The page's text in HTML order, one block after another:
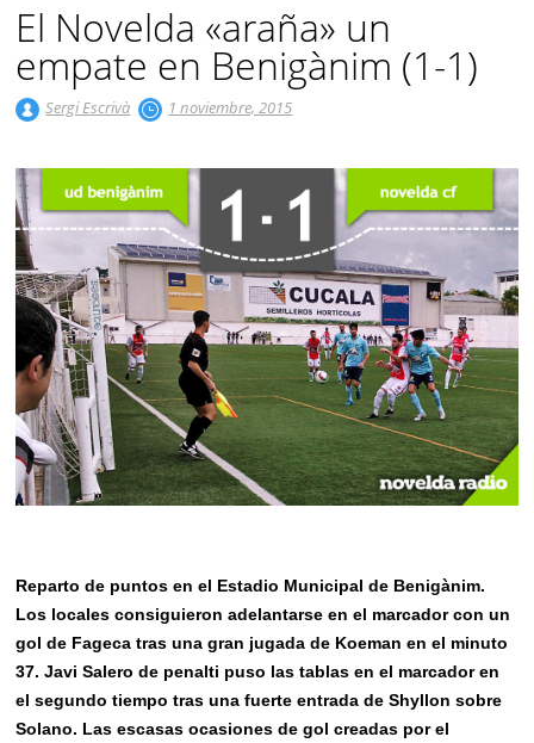
El Novelda «araña» un
empate en Benigànim (1-1)
Sergi Escrivà 1 noviembre, 2015
Reparto de puntos en el Estadio Municipal de Benigànim.
Los locales consiguieron adelantarse en el marcador con un
gol de Fageca tras una gran jugada de Koeman en el minuto
37. Javi Salero de penalti puso las tablas en el marcador en
el segundo tiempo tras una fuerte entrada de Shyllon sobre
Solano. Las escasas ocasiones de gol creadas por el